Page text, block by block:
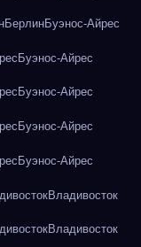
БерлинБуэнос-Айрес
Буэнос-Айрес
Буэнос-Айрес
Буэнос-Айрес
Буэнос-Айрес
Владивосток
Владивосток